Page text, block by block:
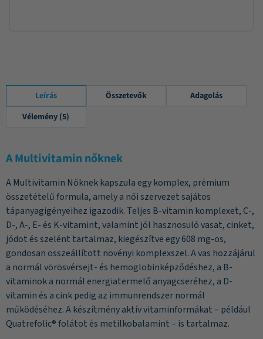
Leírás Összetevők
Adagolás
Vélemény (5)
A Multivitamin nőknek
A Multivitamin Nőknek kapszula egy komplex, prémium
összetételű formula, amely a női szervezet sajátos
tápanyagigényeihez igazodik. Teljes B-vitamin komplexet, C-,
D-, A-, E- és K-vitamint, valamint jól hasznosuló vasat, cinket,
jódot és szelént tartalmaz, kiegészítve egy 608 mg-os,
gondosan összeállított növényi komplexszel. A vas hozzájárul
a normál vörösvérsejt- és hemoglobinképződéshez, a B-
vitaminok a normál energiatermelő anyagcseréhez, a D-
vitamin és a cink pedig az immunrendszer normál
működéséhez. A készítmény aktív vitaminformákat – például
Quatrefolic® folátot és metilkobalamint – is tartalmaz.